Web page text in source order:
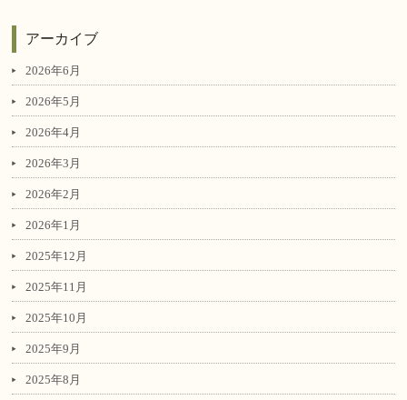
アーカイブ
2026年6月
2026年5月
2026年4月
2026年3月
2026年2月
2026年1月
2025年12月
2025年11月
2025年10月
2025年9月
2025年8月